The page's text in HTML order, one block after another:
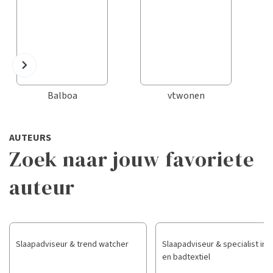
Balboa vtwonen
AUTEURS
Zoek naar jouw favoriete
auteur
Slaapadviseur & trend watcher
Slaapadviseur & specialist in
en badtextiel